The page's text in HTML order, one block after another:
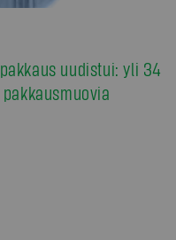
uudistui: yli 34